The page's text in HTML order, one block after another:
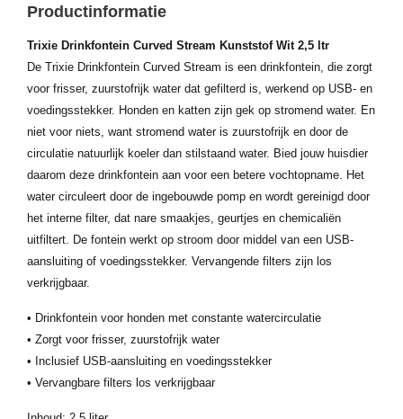
Productinformatie
Trixie Drinkfontein Curved Stream Kunststof Wit 2,5 ltr
De Trixie Drinkfontein Curved Stream is een drinkfontein, die zorgt
voor frisser, zuurstofrijk water dat gefilterd is, werkend op USB- en
voedingsstekker. Honden en katten zijn gek op stromend water. En
niet voor niets, want stromend water is zuurstofrijk en door de
circulatie natuurlijk koeler dan stilstaand water. Bied jouw huisdier
daarom deze drinkfontein aan voor een betere vochtopname. Het
water circuleert door de ingebouwde pomp en wordt gereinigd door
het interne filter, dat nare smaakjes, geurtjes en chemicaliën
uitfiltert. De fontein werkt op stroom door middel van een USB-
aansluiting of voedingsstekker. Vervangende filters zijn los
verkrijgbaar.
• Drinkfontein voor honden met constante watercirculatie
• Zorgt voor frisser, zuurstofrijk water
• Inclusief USB-aansluiting en voedingsstekker
• Vervangbare filters los verkrijgbaar